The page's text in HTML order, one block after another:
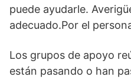
puede ayudarle.
adecuado.Por el
Los grupos de apoyo
están pasando o han